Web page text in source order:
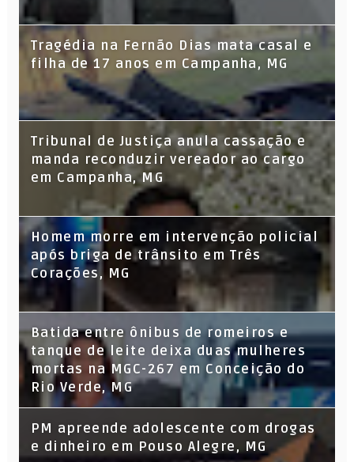
Tragédia na Fernão Dias mata casal e
filha de 17 anos em Campanha, MG
Tribunal de Justiça anula cassação e
manda reconduzir vereador ao cargo
em Campanha, MG
Homem morre em intervenção policial
após briga de trânsito em Três
Corações, MG
Batida entre ônibus de romeiros e
tanque de leite deixa duas mulheres
mortas na MGC-267 em Conceição do
Rio Verde, MG
PM apreende adolescente com drogas
e dinheiro em Pouso Alegre, MG